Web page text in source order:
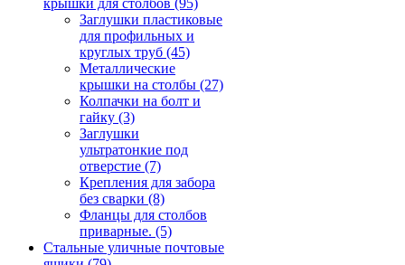
крышки для столбов (95)
Заглушки пластиковые
для профильных и
круглых труб (45)
Металлические
крышки на столбы (27)
Колпачки на болт и
гайку (3)
Заглушки
ультратонкие под
отверстие (7)
Крепления для забора
без сварки (8)
Фланцы для столбов
приварные. (5)
Стальные уличные почтовые